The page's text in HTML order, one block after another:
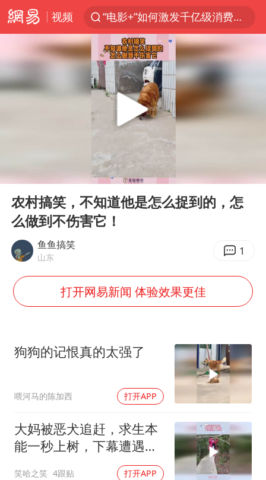
视频
“电影+”如何激发千亿级消费新活力？
中巨芯：上半年归母净利润1405.77万元
名创优品回应女子吐槽内裤质量差
胜宏科技：股票交易异常波动
秋天的第一杯奶茶到底有多火
38岁演员求职万岁山NPC成功
我国外贸延续良好增长态势
东航：国内客票提前14天免费退改
夯实基础开新局
Play
农村搞笑，不知道他是怎么捉到的，怎
么做到不伤害它！
鱼鱼搞笑
山东 1
打开网易新闻 体验效果更佳
狗狗的记恨真的太强了
喂河马的陈加西 打开APP
大妈被恶犬追赶，求生本
能一秒上树，下幕遭遇让
笑哈之笑 4跟贴 打开APP